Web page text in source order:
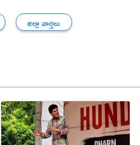
జిల్లా వార్తలు